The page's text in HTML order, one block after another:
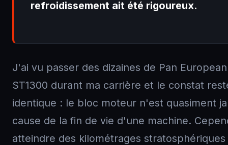
refroidissement ait été rigoureux.
J'ai vu passer des dizaines de Pan European
ST1300 durant ma carrière et le constat
identique : le bloc moteur n'est quasiment
cause de la fin de vie d'une machine.
atteindre des kilométrages stratosphériques